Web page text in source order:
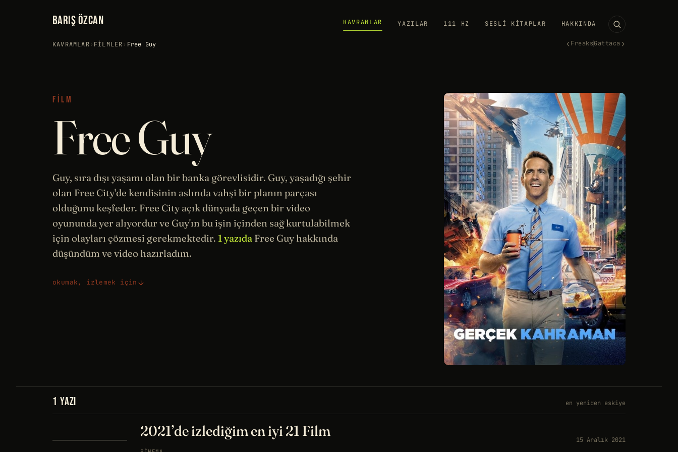
BARIŞ ÖZCAN KAVRAMLAR YAZILAR 111 HZ SESLI KITAPLAR HAKKINDA
KAVRAMLAR› FILMLER› Free Guy ‹FreaksGattaca ›
FILM
Free Guy
Guy, sıra dışı yaşamı olan bir banka görevlisidir. Guy, yaşadığı şehir
olan Free City'de kendisinin aslında vahşi bir planın parçası
olduğunu keşfeder. Free City açık dünyada geçen bir video
oyununda yer alıyordur ve Guy'ın bu işin içinden sağ kurtulabilmek
için olayları çözmesi gerekmektedir. 1 yazıda Free Guy hakkında
düşündüm ve video hazırladım.
okumak, izlemek için
1 YAZI en yeniden eskiye
2021’de izlediğim en iyi 21 Film
15 Aralık 2021